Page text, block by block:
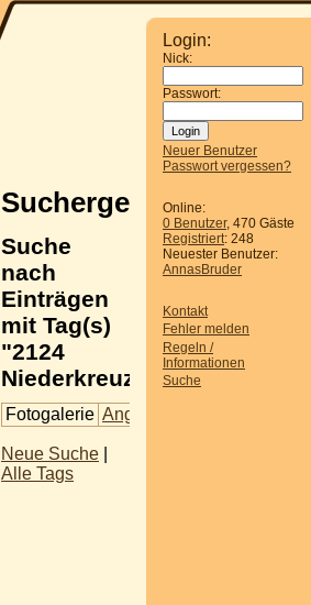
Login:
Nick:
Passwort:
Neuer Benutzer
Passwort vergessen?
Online:
0 Benutzer, 470 Gäste
Registriert: 248
Neuester Benutzer:
AnnasBruder
Kontakt
Fehler melden
Regeln /
Informationen
Suche
Suchergebnisse
Suche
nach
Einträgen
mit Tag(s)
"2124
Niederkreuzstetten".
Fotogalerie Angelobung
Neue Suche
Alle Tags